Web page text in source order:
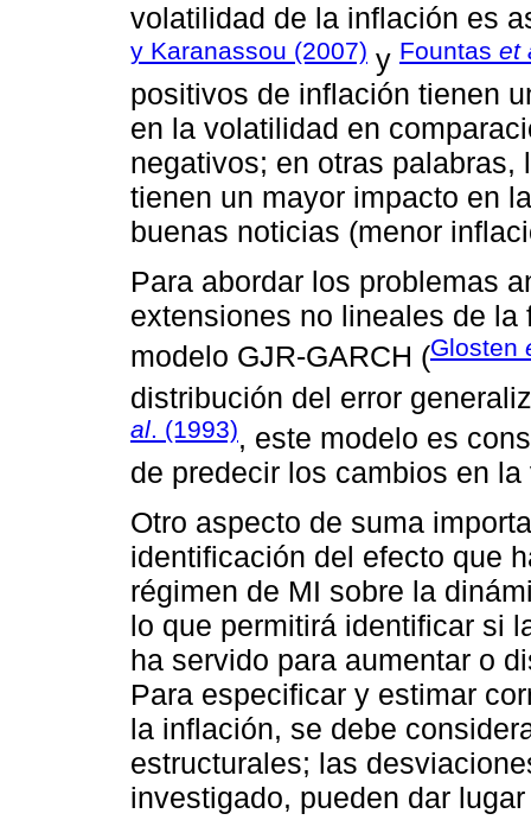
volatilidad de la inflación es
y Karanassou (2007) y Fountas et
positivos de inflación tienen
en la volatilidad en
negativos; en otras
tienen un mayor impacto en
buenas noticias (menor
Para abordar los problemas
extensiones no lineales de
modelo GJR-GARCH (Glosten
distribución del error
al. (1993), este modelo es
de predecir los cambios en
Otro aspecto de suma
identificación del efecto que
régimen de MI sobre la
lo que permitirá identificar si
ha servido para aumentar o
Para especificar y estimar
la inflación, se debe
estructurales; las
investigado, pueden dar